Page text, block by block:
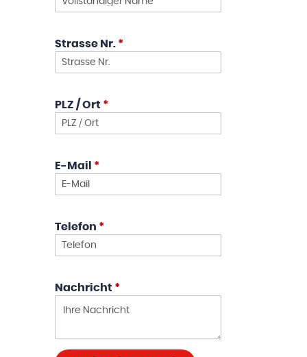
Strasse Nr. *
PLZ / Ort *
E-Mail *
Telefon *
Nachricht *